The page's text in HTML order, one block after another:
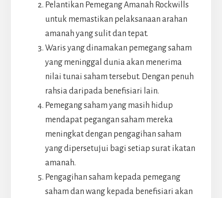
Pelantikan Pemegang Amanah Rockwills
untuk memastikan pelaksanaan arahan
amanah yang sulit dan tepat.
Waris yang dinamakan pemegang saham
yang meninggal dunia akan menerima
nilai tunai saham tersebut. Dengan penuh
rahsia daripada benefisiari lain.
Pemegang saham yang masih hidup
mendapat pegangan saham mereka
meningkat dengan pengagihan saham
yang dipersetujui bagi setiap surat ikatan
amanah.
Pengagihan saham kepada pemegang
saham dan wang kepada benefisiari akan